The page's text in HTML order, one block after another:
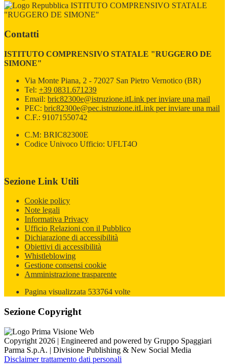
ISTITUTO COMPRENSIVO STATALE
"RUGGERO DE SIMONE"
Contatti
ISTITUTO COMPRENSIVO STATALE "RUGGERO DE
SIMONE"
Via Monte Piana, 2 - 72027 San Pietro Vernotico (BR)
Tel: +39 0831.671239
Email: bric82300e@istruzione.itLink per inviare una mail
PEC: bric82300e@pec.istruzione.itLink per inviare una mail
C.F.: 91071550742
C.M: BRIC82300E
Codice Univoco Ufficio: UFLT4O
Sezione Link Utili
Cookie policy
Note legali
Informativa Privacy
Ufficio Relazioni con il Pubblico
Dichiarazione di accessibilità
Obiettivi di accessibilità
Whistleblowing
Gestione consensi cookie
Amministrazione trasparente
Pagina visualizzata 533764 volte
Sezione Copyright
Copyright 2026 | Engineered and powered by Gruppo Spaggiari
Parma S.p.A. | Divisione Publishing & New Social Media
Disclaimer trattamento dati personali